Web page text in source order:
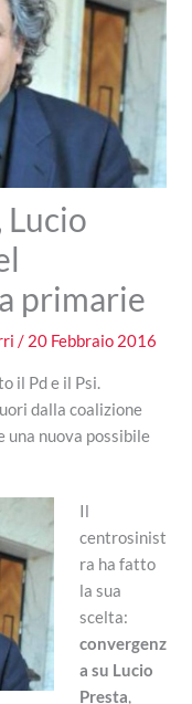
Lucio
primarie
/ 20 Febbraio 2016
il Pd e il Psi.
dalla coalizione
una nuova possibile
Il
centrosinist
ra ha fatto
la sua
scelta:
convergenz
a su Lucio
Presta,